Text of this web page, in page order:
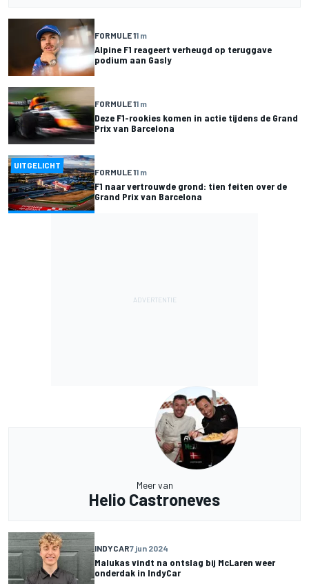
FORMULE 11 m
Alpine F1 reageert verheugd op teruggave
podium aan Gasly
FORMULE 11 m
Deze F1-rookies komen in actie tijdens de Grand
Prix van Barcelona
UITGELICHT
FORMULE 11 m
F1 naar vertrouwde grond: tien feiten over de
Grand Prix van Barcelona
Meer van
Helio Castroneves
INDYCAR7 jun 2024
Malukas vindt na ontslag bij McLaren weer
onderdak in IndyCar